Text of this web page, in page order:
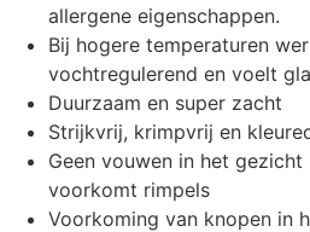
allergene eigenschappen.
Bij hogere temperaturen
vochtregulerend en voelt
Duurzaam en super zacht
Strijkvrij, krimpvrij en
Geen vouwen in het
voorkomt rimpels
Voorkoming van knopen in